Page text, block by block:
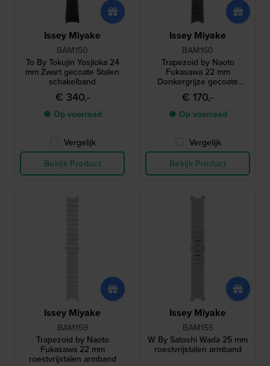
Issey Miyake
BAM150
To By Tokujin Yosjioka 24
mm Zwart gecoate Stalen
schakelband
€ 340,-
● Op voorraad
Vergelijk
Bekijk Product
Issey Miyake
BAM160
Trapezoid by Naoto
Fukasawa 22 mm
Donkergrijze gecoate
stalen schakelband
€ 170,-
● Op voorraad
Vergelijk
Bekijk Product
Issey Miyake
BAM159
Trapezoid by Naoto
Fukasawa 22 mm
roestvrijstalen armband
Issey Miyake
BAM155
W By Satoshi Wada 25 mm
roestvrijstalen armband